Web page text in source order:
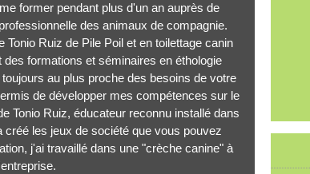
former pendant plus d'un an auprès de
des animaux de compagnie.
Ruiz de Pile Poil et en toilettage canin
formations et séminaires en éthologie
au plus proche des besoins de votre
de développer mes compétences sur le
Tonio Ruiz, éducateur reconnu installé dans
les jeux de société que vous pouvez
j'ai travaillé dans une "crèche canine" à